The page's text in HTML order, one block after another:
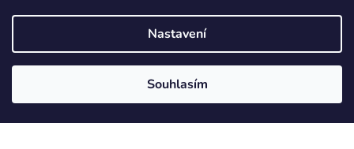
Nastavení
Souhlasím
Sledovat na Instagramu
Vytvořil Shoptet